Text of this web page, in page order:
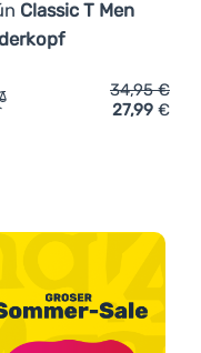
Classic T Men
Classic T Men
Vergleich 'Herren-T-
34,95€
27,99 €